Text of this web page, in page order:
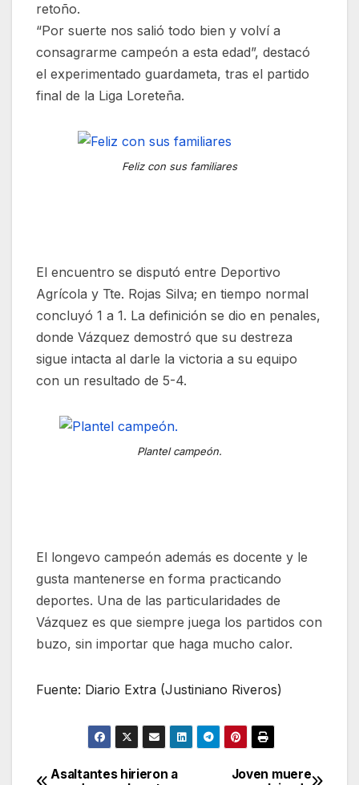
retoño.
“Por suerte nos salió todo bien y volví a
consagrarme campeón a esta edad”, destacó
el experimentado guardameta, tras el partido
final de la Liga Loreteña.
Feliz con sus familiares
El encuentro se disputó entre Deportivo
Agrícola y Tte. Rojas Silva; en tiempo normal
concluyó 1 a 1. La definición se dio en penales,
donde Vázquez demostró que su destreza
sigue intacta al darle la victoria a su equipo
con un resultado de 5-4.
Plantel campeón.
El longevo campeón además es docente y le
gusta mantenerse en forma practicando
deportes. Una de las particularidades de
Vázquez es que siempre juega los partidos con
buzo, sin importar que haga mucho calor.
Fuente: Diario Extra (Justiniano Riveros)
Joven muere
Asaltantes hirieron a